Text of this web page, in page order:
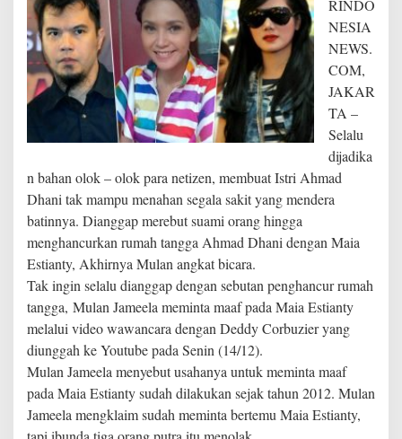
RINDO
NESIA
NEWS.
COM,
JAKAR
TA –
Selalu
dijadika
n bahan olok – olok para netizen, membuat Istri Ahmad
Dhani tak mampu menahan segala sakit yang mendera
batinnya. Dianggap merebut suami orang hingga
menghancurkan rumah tangga Ahmad Dhani dengan Maia
Estianty, Akhirnya Mulan angkat bicara.
Tak ingin selalu dianggap dengan sebutan penghancur rumah
tangga, Mulan Jameela meminta maaf pada Maia Estianty
melalui video wawancara dengan Deddy Corbuzier yang
diunggah ke Youtube pada Senin (14/12).
Mulan Jameela menyebut usahanya untuk meminta maaf
pada Maia Estianty sudah dilakukan sejak tahun 2012. Mulan
Jameela mengklaim sudah meminta bertemu Maia Estianty,